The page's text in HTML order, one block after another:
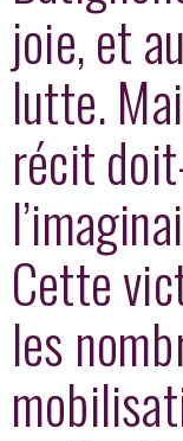
joie, et
lutte.
récit
Cette
les